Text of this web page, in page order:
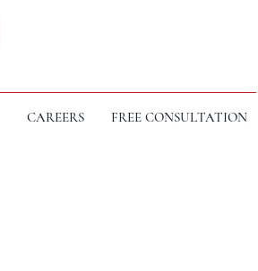
CAREERS FREE CONSULTATION